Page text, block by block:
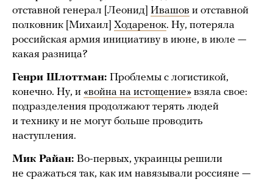
отставной генерал [Леонид] Ивашов и отставной
полковник [Михаил] Ходаренок. Ну, потеряла
российская армия инициативу в июне, в июле —
какая разница?
Генри Шлоттман: Проблемы с логистикой,
конечно. Ну, и «война на истощение» взяла свое:
подразделения продолжают терять людей
и технику и не могут больше проводить
наступления.
Мик Райан: Во-первых, украинцы решили
не сражаться так, как им навязывали россияне —